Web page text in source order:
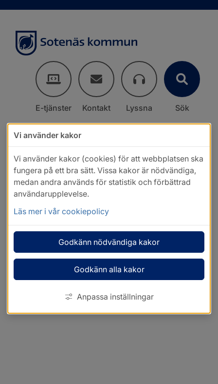
E-tjänster Kontakt Lyssna Sök
Vi använder kakor
Vi använder kakor (cookies) för att webbplatsen ska
fungera på ett bra sätt. Vissa kakor är nödvändiga,
medan andra används för statistik och förbättrad
användarupplevelse.
Läs mer i vår cookiepolicy
Godkänn nödvändiga kakor
Godkänn alla kakor
Anpassa inställningar